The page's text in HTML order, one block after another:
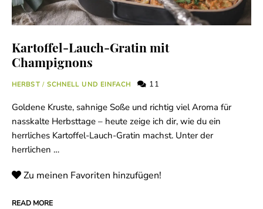
Kartoffel-Lauch-Gratin mit
Champignons
HERBST / SCHNELL UND EINFACH 11
Goldene Kruste, sahnige Soße und richtig viel Aroma für
nasskalte Herbsttage – heute zeige ich dir, wie du ein
herrliches Kartoffel-Lauch-Gratin machst. Unter der
herrlichen …
Zu meinen Favoriten hinzufügen!
READ MORE